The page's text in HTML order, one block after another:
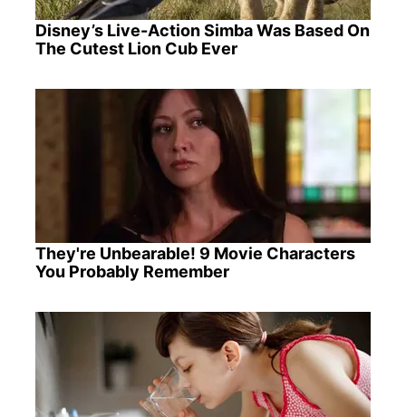
Disney’s Live-Action Simba Was Based On
The Cutest Lion Cub Ever
They're Unbearable! 9 Movie Characters
You Probably Remember